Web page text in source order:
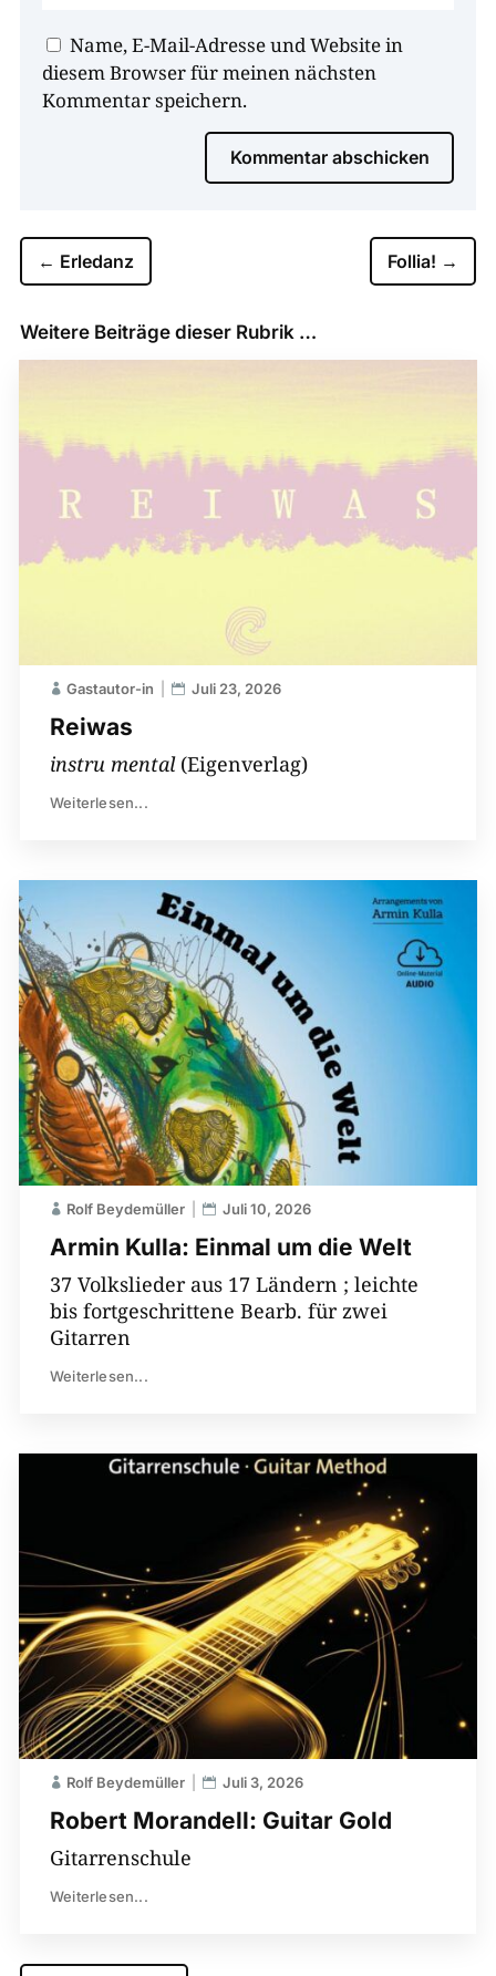
Name, E-Mail-Adresse und Website in
diesem Browser für meinen nächsten
Kommentar speichern.
Kommentar abschicken
← Erledanz Follia! →
Weitere Beiträge dieser Rubrik …
Reiwas
Gastautor-in Juli 23, 2026
instru mental(Eigenverlag)
Weiterlesen...
Armin Kulla: Einmal um die Welt
Rolf Beydemüller Juli 10, 2026
37 Volkslieder aus 17 Ländern ; leichte
bis fortgeschrittene Bearb. für zwei
Gitarren
Weiterlesen...
Robert Morandell: Guitar Gold
Rolf Beydemüller Juli 3, 2026
Gitarrenschule
Weiterlesen...